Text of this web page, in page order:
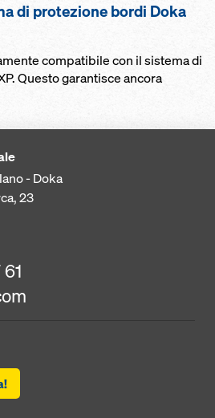
di protezione bordi Doka
compatibile con il sistema di
Questo garantisce ancora
- Doka
23